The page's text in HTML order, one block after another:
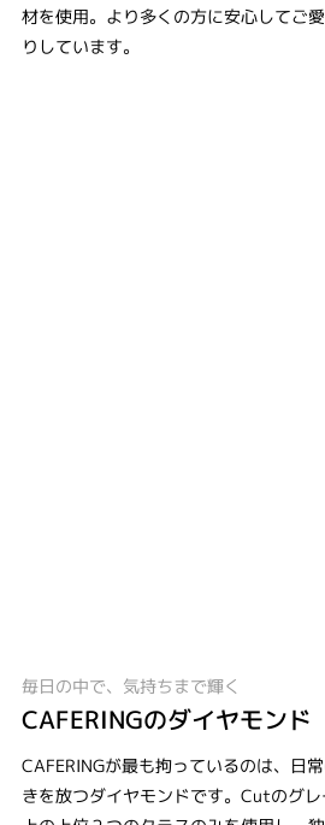
材を使用。より多くの方に安心してご
りしています。
毎日の中で、気持ちまで輝く
CAFERINGのダイヤモンド
CAFERINGが最も拘っているのは、日
きを放つダイヤモンドです。Cutのグ